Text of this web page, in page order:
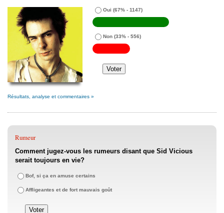
Oui (67% - 1147)
Non (33% - 556)
Résultats, analyse et commentaires »
Rumeur
Comment jugez-vous les rumeurs disant que Sid Vicious
serait toujours en vie?
Bof, si ça en amuse certains
Affligeantes et de fort mauvais goût